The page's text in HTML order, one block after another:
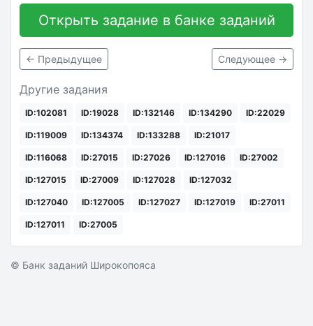
Открыть задание в банке заданий
← Предыдущее Следующее →
Другие задания
ID:102081 ID:19028 ID:132146 ID:134290 ID:22029
ID:119009 ID:134374 ID:133288 ID:21017
ID:116068 ID:27015 ID:27026 ID:127016 ID:27002
ID:127015 ID:27009 ID:127028 ID:127032
ID:127040 ID:127005 ID:127027 ID:127019 ID:27011
ID:127011 ID:27005
© Банк заданий Широкопояса